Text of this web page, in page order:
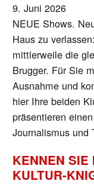
9. Juni 2026
NEUE Shows.
Haus zu
mittlerweile die
Brugger. Für Sie
Ausnahme und
hier Ihre beiden
präsentieren
Journalismus
KENNEN SIE
KULTUR-